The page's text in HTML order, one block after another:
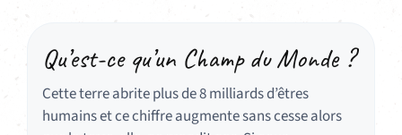
Qu’est-ce qu’un Champ du Monde ?
Cette terre abrite plus de 8 milliards d’êtres
humains et ce chiffre augmente sans cesse alors